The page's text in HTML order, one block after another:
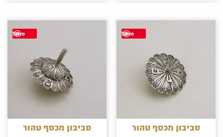
Save
סביבון מכסף טהור
Save
סביבון מכסף טהור